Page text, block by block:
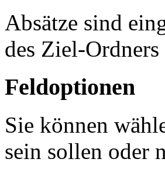
Absätze sind
des Ziel-Ordners
Feldoptionen
Sie können
sein sollen oder